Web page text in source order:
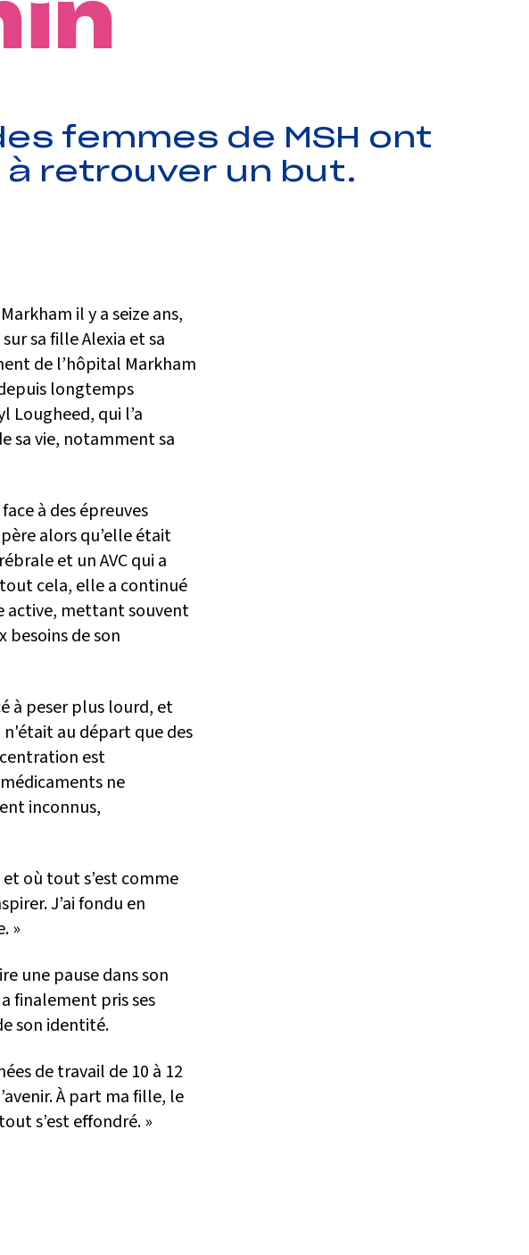
femmes de MSH ont
à retrouver un but.
il y a seize ans,
sa fille Alexia et sa
de l’hôpital Markham
longtemps
Lougheed, qui l’a
sa vie, notamment sa
à des épreuves
alors qu’elle était
et un AVC qui a
cela, elle a continué
active, mettant souvent
besoins de son
à peser plus lourd, et
n'était au départ que des
est
ne
inconnus,
et où tout s’est comme
J’ai fondu en
»
une pause dans son
finalement pris ses
son identité.
de travail de 10 à 12
À part ma fille, le
s’est effondré. »